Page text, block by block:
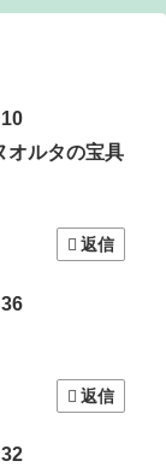
オルタの宝具
返信
返信